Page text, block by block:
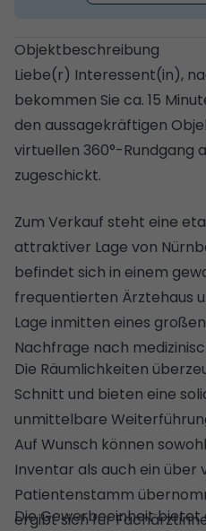
Objektbeschreibung
Liebe(r) Interessent(in),
bekommen Sie ca. 15
den aussagekräftigen
virtuellen 360°-Rundgang
zugeschickt.
Zum Verkauf steht eine
attraktiver Lage von
befindet sich in einem
frequentierten Ärztehaus
Lage inmitten eines
Nachfrage nach
Die Räumlichkeiten
Schnitt und bieten eine
unmittelbare
Auf Wunsch können
Inventar als auch ein über
Patientenstamm
ergibt sich für
Die Gewerbeeinheit